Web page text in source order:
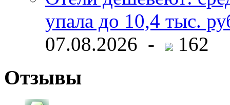
упала до 10,4 тыс.
07.08.2026 -
162
Отзывы